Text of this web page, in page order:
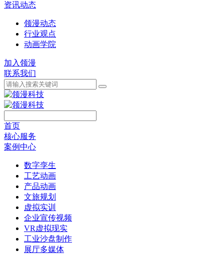
资讯动态
领漫动态
行业观点
动画学院
加入领漫
联系我们
首页
核心服务
案例中心
数字孪生
工艺动画
产品动画
文旅规划
虚拟实训
企业宣传视频
VR虚拟现实
工业沙盘制作
展厅多媒体